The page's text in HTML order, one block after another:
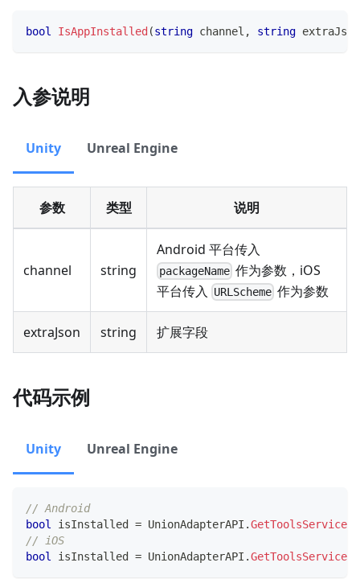
bool IsAppInstalled (string channel , string
入参说明
Unity Unreal Engine
参数 类型 说明
channel string
Android 平台传入
packageName 作为参数，iOS
平台传入
URLScheme 作为参数
extraJson string 扩展字段
代码示例
Unity Unreal Engine
// Android
bool
isInstalled = UnionAdapterAPI .GetToolsService
// iOS
bool
isInstalled = UnionAdapterAPI .GetToolsService